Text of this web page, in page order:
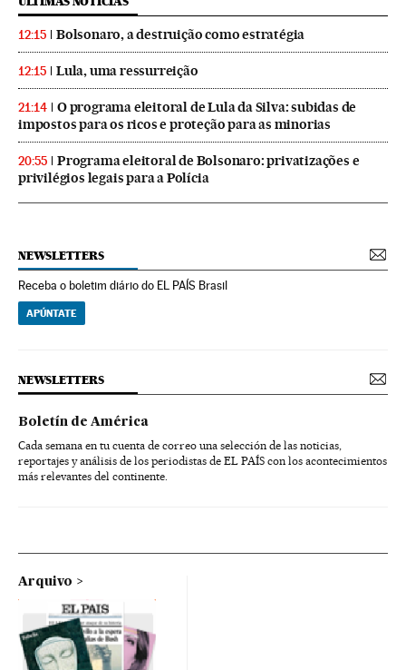
12:15 Bolsonaro, a destruição como estratégia
12:15 Lula, uma ressurreição
21:14
O programa eleitoral de Lula da Silva: subidas de
impostos para os ricos e proteção para as minorias
20:55
Programa eleitoral de Bolsonaro: privatizações e
privilégios legais para a Polícia
NEWSLETTERS
Receba o boletim diário do EL PAÍS Brasil
APÚNTATE
NEWSLETTERS
Boletín de América
Cada semana en tu cuenta de correo una selección de las noticias,
reportajes y análisis de los periodistas de EL PAÍS con los acontecimientos
más relevantes del continente.
Arquivo